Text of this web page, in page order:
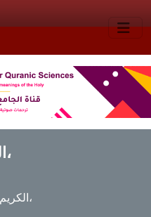
الكريم،
Tag Archives: / الكريم،